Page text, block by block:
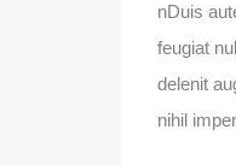
nDuis
feugiat
delenit
nihil